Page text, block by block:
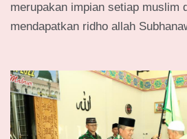
merupakan impian setiap muslim
mendapatkan ridho allah